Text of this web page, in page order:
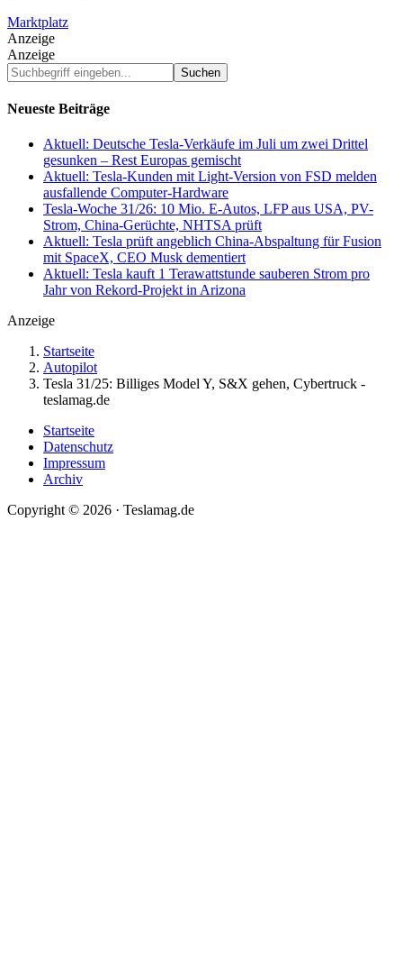
Marktplatz
Anzeige
Anzeige
Suchbegriff
eingeben...
Neueste Beiträge
Aktuell: Deutsche Tesla-Verkäufe im Juli um zwei Drittel
gesunken – Rest Europas gemischt
Aktuell: Tesla-Kunden mit Light-Version von FSD melden
ausfallende Computer-Hardware
Tesla-Woche 31/26: 10 Mio. E-Autos, LFP aus USA, PV-
Strom, China-Gerüchte, NHTSA prüft
Aktuell: Tesla prüft angeblich China-Abspaltung für Fusion
mit SpaceX, CEO Musk dementiert
Aktuell: Tesla kauft 1 Terawattstunde sauberen Strom pro
Jahr von Rekord-Projekt in Arizona
Anzeige
Startseite
Autopilot
Tesla 31/25: Billiges Model Y, S&X gehen, Cybertruck -
teslamag.de
Startseite
Datenschutz
Impressum
Archiv
Copyright © 2026 · Teslamag.de